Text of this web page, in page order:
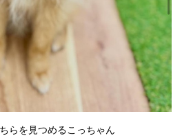
らを見つめるこっちゃん